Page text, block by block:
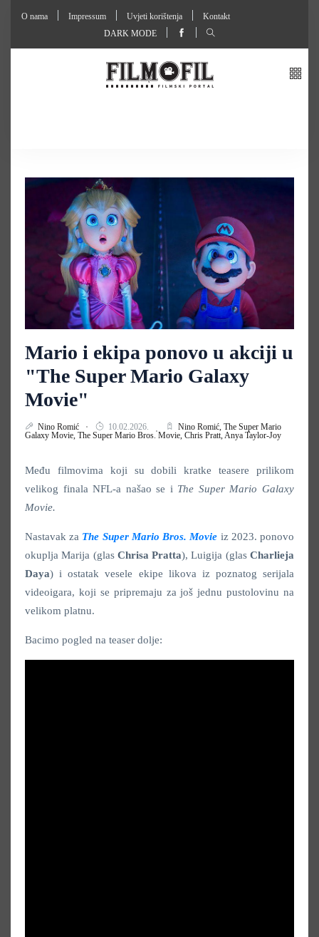
O nama Impressum Uvjeti korištenja
Kontakt
DARK MODE
Mario i ekipa ponovo u akciji u
"The Super Mario Galaxy
Movie"
Nino Romić 10.02.2026. Nino Romić, The Super Mario
Galaxy Movie, The Super Mario Bros. Movie, Chris Pratt,Anya Taylor-Joy
Među filmovima koji su dobili kratke teasere prilikom
velikog finala NFL-a našao se i The Super Mario Galaxy
Movie.
Nastavak za The Super Mario Bros. Movie iz 2023. ponovo
okuplja Marija (glas Chrisa Pratta), Luigija (glasCharlieja
Daya) i ostatak vesele ekipe likova iz poznatog serijala
videoigara, koji se pripremaju za još jednu pustolovinu na
velikom platnu.
Bacimo pogled na teaser dolje: